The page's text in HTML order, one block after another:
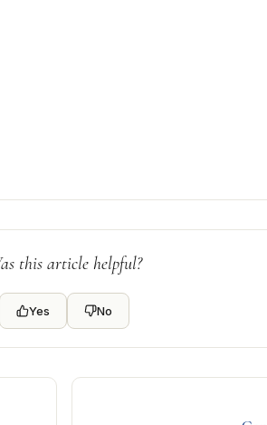
this article helpful?
Yes No